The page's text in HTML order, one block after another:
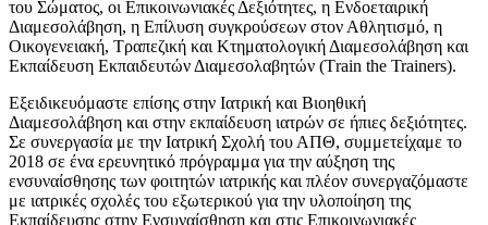
του Σώματος, οι Επικοινωνιακές Δεξιότητες, η Ενδοεταιρική
Διαμεσολάβηση, η Επίλυση συγκρούσεων στον Αθλητισμό, η
Οικογενειακή, Τραπεζική και Κτηματολογική Διαμεσολάβηση και
Εκπαίδευση Εκπαιδευτών Διαμεσολαβητών (Τrain the Trainers).
Εξειδικευόμαστε επίσης στην Ιατρική και Βιοηθική
Διαμεσολάβηση και στην εκπαίδευση ιατρών σε ήπιες δεξιότητες.
Σε συνεργασία με την Ιατρική Σχολή του ΑΠΘ, συμμετείχαμε το
2018 σε ένα ερευνητικό πρόγραμμα για την αύξηση της
ενσυναίσθησης των φοιτητών ιατρικής και πλέον συνεργαζόμαστε
με ιατρικές σχολές του εξωτερικού για την υλοποίηση της
Εκπαίδευσης στην Ενσυναίσθηση και στις Επικοινωνιακές